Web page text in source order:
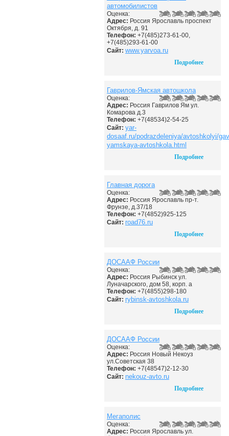
автомобилистов
Оценка:
Адрес: Россия Ярославль проспект
Октября, д. 91
Телефон: +7(485)273-61-00,
+7(485)293-61-00
Сайт: www.yarvoa.ru
Подробнее
Гаврилов-Ямская автошкола
Оценка:
Адрес: Россия Гаврилов Ям ул.
Комарова д.3
Телефон: +7(48534)2-54-25
Сайт: yar-
dosaaf.ru/podrazdeleniya/avtoshkolyi/
yamskaya-avtoshkola.html
Подробнее
Главная дорога
Оценка:
Адрес: Россия Ярославль пр-т.
Фрунзе, д.37/18
Телефон: +7(4852)925-125
Сайт: road76.ru
Подробнее
ДОСААФ России
Оценка:
Адрес: Россия Рыбинск ул.
Луначарского, дом 58, корп. а
Телефон: +7(4855)298-180
Сайт: rybinsk-avtoshkola.ru
Подробнее
ДОСААФ России
Оценка:
Адрес: Россия Новый Некоуз
ул.Советская 38
Телефон: +7(48547)2-12-30
Сайт: nekouz-avto.ru
Подробнее
Мегаполис
Оценка:
Адрес: Россия Ярославль ул.